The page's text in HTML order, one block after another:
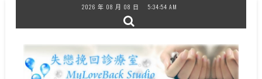
content
2026 年 08 月 08 日 5:34:54 AM